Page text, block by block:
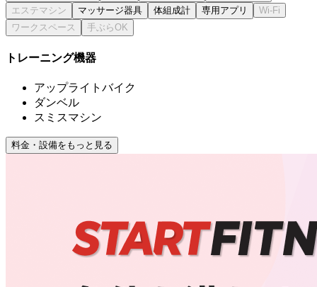
マッサージ器具 体組成計 専用アプリ
トレーニング機器
アップライトバイク
ダンベル
スミスマシン
料金・設備をもっと見る